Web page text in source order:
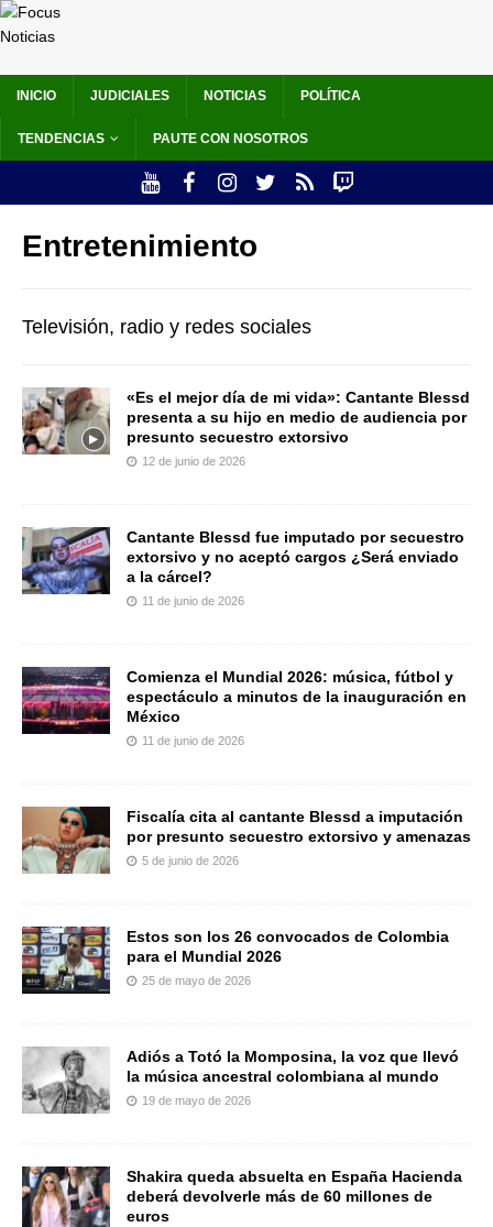
INICIO JUDICIALES NOTICIAS POLÍTICA
TENDENCIAS PAUTE CON NOSOTROS
Entretenimiento
Televisión, radio y redes sociales
«Es el mejor día de mi vida»: Cantante Blessd
presenta a su hijo en medio de audiencia por
presunto secuestro extorsivo
12 de junio de 2026
Cantante Blessd fue imputado por secuestro
extorsivo y no aceptó cargos ¿Será enviado
a la cárcel?
11 de junio de 2026
Comienza el Mundial 2026: música, fútbol y
espectáculo a minutos de la inauguración en
México
11 de junio de 2026
Fiscalía cita al cantante Blessd a imputación
por presunto secuestro extorsivo y amenazas
5 de junio de 2026
Estos son los 26 convocados de Colombia
para el Mundial 2026
25 de mayo de 2026
Adiós a Totó la Momposina, la voz que llevó
la música ancestral colombiana al mundo
19 de mayo de 2026
Shakira queda absuelta en España Hacienda
deberá devolverle más de 60 millones de
euros